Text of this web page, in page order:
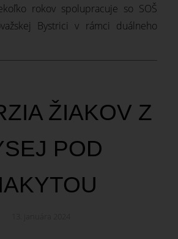
rokov spolupracuje so SOŠ
Bystrici v rámci duálneho
ŽIAKOV Z
POD